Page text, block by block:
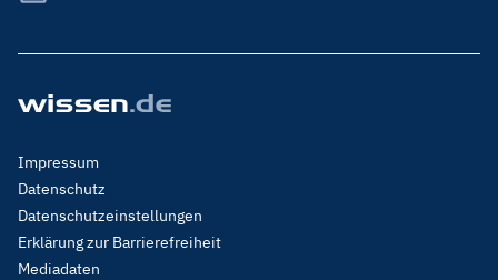
Footer
Menu
Legal
Impressum
Datenschutz
Datenschutzeinstellungen
Erklärung zur Barrierefreiheit
Mediadaten